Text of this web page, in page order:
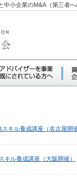
小企業のM&A（第三者
キル養成講座（名古屋開
ル養成講座（大阪開催）